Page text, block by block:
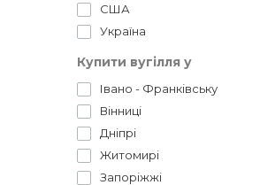
США
Україна
Купити вугілля у
Івано - Франківську
Вінниці
Дніпрі
Житомирі
Запоріжжі